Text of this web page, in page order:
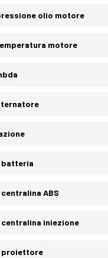
olio motore
motore
ABS
iniezione
proiettore